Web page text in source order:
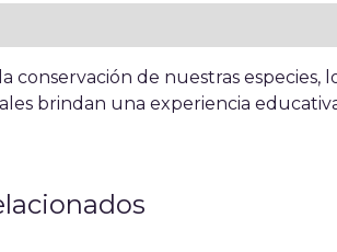
conservación de nuestras
brindan una experiencia